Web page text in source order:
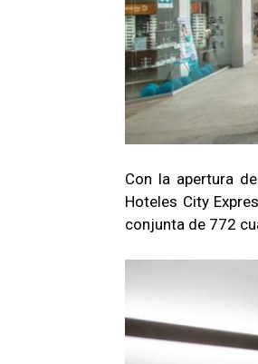
Con la apertura
Hoteles City
conjunta de 772